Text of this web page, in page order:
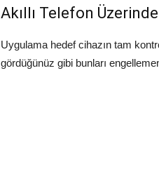
Akıllı Telefon
Uygulama hedef cihazın tam
gördüğünüz gibi bunları